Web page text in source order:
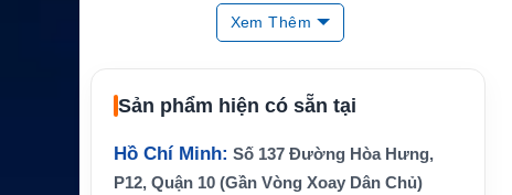
NMEA 2000/SimNet, LAN Ether
IS, MOB
Anten/cảm biến t
GS70, MX521A, MX525A/MX5
Xem Thêm
Sản phẩm hiện có sẵn tại
Hồ Chí Minh: Số 137 Đường Hòa Hưng,
P12, Quận 10 (Gần Vòng Xoay Dân Chủ)